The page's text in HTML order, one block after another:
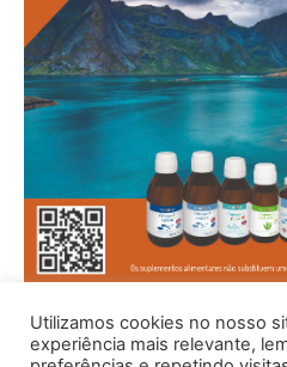
Utilizamos cookies no nosso
experiência mais relevante,